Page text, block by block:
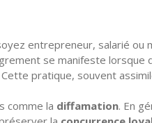
entrepreneur, salarié ou
se manifeste lorsque
pratique, souvent
comme la diffamation. En